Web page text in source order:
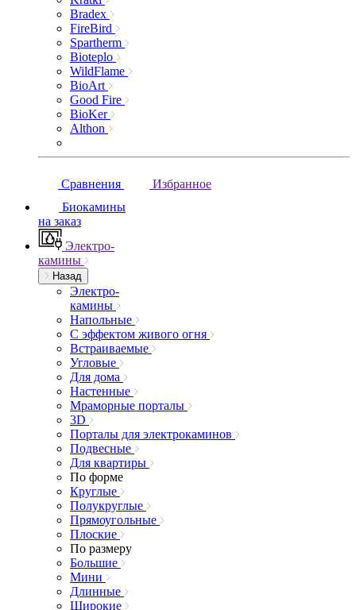
Bradex
FireBird
Spartherm
Bioteplo
WildFlame
BioArt
Good Fire
BioKer
Althon
Сравнения
Избранное
Биокамины
на заказ
Электро-
камины
Назад
Электро-
камины
Напольные
С эффектом живого огня
Встраиваемые
Угловые
Для дома
Настенные
Мраморные порталы
3D
Порталы для электрокаминов
Подвесные
Для квартиры
По форме
Круглые
Полукруглые
Прямоугольные
Плоские
По размеру
Большие
Мини
Длинные
Широкие